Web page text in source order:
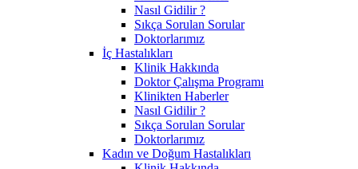
Nasıl Gidilir ?
Sıkça Sorulan Sorular
Doktorlarımız
İç Hastalıkları
Klinik Hakkında
Doktor Çalışma Programı
Klinikten Haberler
Nasıl Gidilir ?
Sıkça Sorulan Sorular
Doktorlarımız
Kadın ve Doğum Hastalıkları